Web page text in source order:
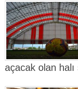
açacak olan halı